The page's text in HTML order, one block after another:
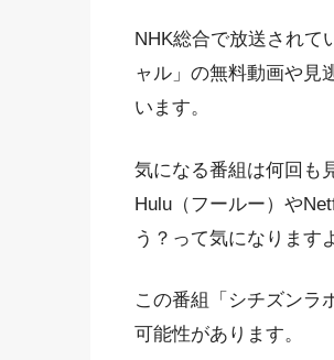
NHK総合で放送されて
ャル」の無料動画や見
います。
気になる番組は何回も
Hulu（フールー）や
う？って気になります
この番組「シチズンラ
可能性があります。